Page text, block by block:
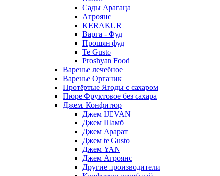
Сады Арагаца
Агроянс
KERAKUR
Варга - Фуд
Прошян фуд
Te Gusto
Proshyan Food
Варенье лечебное
Варенье Органик
Протёртые Ягоды с сахаром
Пюре Фруктовое без сахара
Джем. Конфитюр
Джем IJEVAN
Джем Шамб
Джем Арарат
Джем te Gusto
Джем YAN
Джем Агроянс
Другие производители